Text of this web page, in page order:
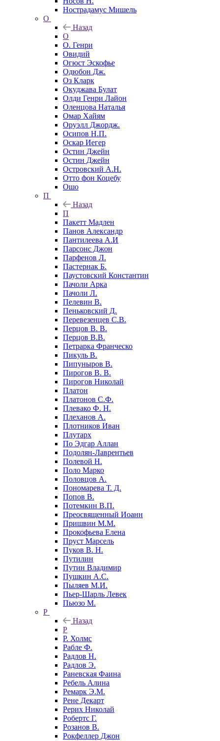
Нострадамус Мишель
О
Назад
О
О. Генри
Овидий
Огюст Эскофье
Одюбон Дж.
Оз Кларк
Окуджава Булат
Олди Генри Лайон
Оленцова Наталья
Омар Хайям
Оруэлл Джордж.
Осипов Н.П.
Оскар Иегер
Остин Джейн
Остин Джейн
Островский А.Н.
Отто фон Коцебу
Ошо
П
Назад
П
Пакетт Мадлен
Панов Александр
Пантилеева А.И
Парсонс Джон
Парфенов Л.
Пастернак Б.
Паустовский Константин
Пачоли Арка
Пачоли Л.
Пелевин В.
Пеньковский Д.
Перевезенцев С.В.
Перцов В. В.
Перцов В.В.
Петрарка Франческо
Пикуль В.
Пипуныров В.
Пирогов В. В.
Пирогов Николай
Платон
Платонов С.Ф.
Плевако Ф. Н.
Плеханов А.
Плотников Иван
Плутарх
По Эдгар Аллан
Подолян-Лаврентьев
Полевой Н.
Поло Марко
Половцов А.
Пономарева Т. Д.
Попов В.
Потемкин В.П.
Преосвященный Иоанн
Пришвин М.М.
Прокофьева Елена
Пруст Марсель
Пуков В. Н.
Путилин
Путин Владимир
Пушкин А.С.
Пыляев М.И.
Пьер-Шарль Левек
Пьюзо М.
Р
Назад
Р
Р. Холмс
Рабле Ф.
Радлов Н.
Радлов Э.
Раневская Фаина
Ребель Алина
Ремарк Э.М.
Рене Декарт
Рерих Николай
Робертс Г.
Розанов В.
Рокфеллер Джон